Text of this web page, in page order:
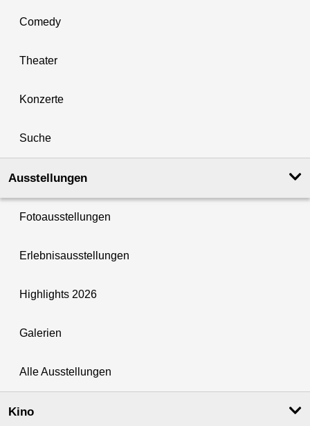
Comedy
Theater
Konzerte
Suche
Ausstellungen
Fotoausstellungen
Erlebnisausstellungen
Highlights 2026
Galerien
Alle Ausstellungen
Kino